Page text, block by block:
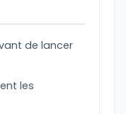
de lancer
les